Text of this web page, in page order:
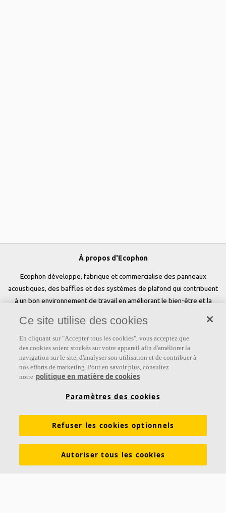
À propos d'Ecophon
Ecophon développe, fabrique et commercialise des panneaux
acoustiques, des baffles et des systèmes de plafond qui contribuent
à un bon environnement de travail en améliorant le bien-être et la
people» est au cœur de tout ce que nous faisons.
Suivez-nous
Liens
Connaissances sur l'acoustique Produits
Couleurs et revêtements
Ce site utilise des cookies
En cliquant sur "Accepter tous les cookies", vous acceptez que
des cookies soient stockés sur votre appareil afin d'améliorer la
navigation sur le site, d'analyser son utilisation et de contribuer à
nos efforts de marketing. Pour en savoir plus, consultez
notre politique en matière de cookies
Paramètres des cookies
Refuser les cookies optionnels
Autoriser tous les cookies